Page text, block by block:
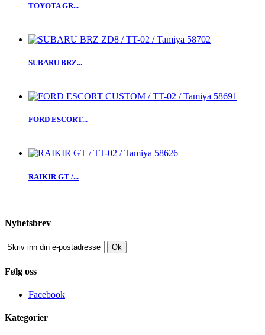
TOYOTA GR...
SUBARU BRZ...
FORD ESCORT...
RAIKIR GT /...
Nyhetsbrev
Ok
Følg oss
Facebook
Kategorier